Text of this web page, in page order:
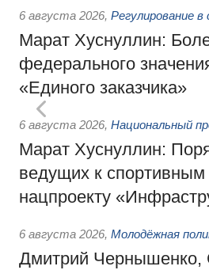
6 августа 2026, Регулирование
Марат Хуснуллин:
федерального
«Единого заказчика»
6 августа 2026, Национальный
Марат Хуснуллин:
ведущих к спортивным
нацпроекту
6 августа 2026, Молодёжная
Дмитрий Чернышенко,